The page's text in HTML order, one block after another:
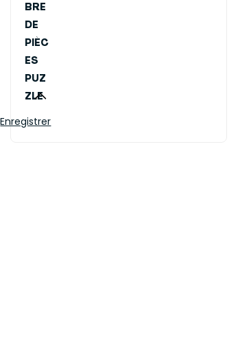
BRE
DE
PIÈC
ES
PUZ
ZLE
Enregistrer